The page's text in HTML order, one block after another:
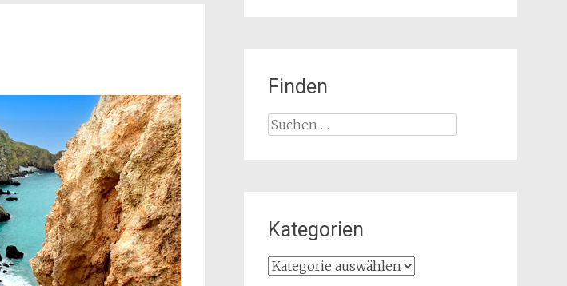
Finden
Suchen
Kategorien
Kategorien